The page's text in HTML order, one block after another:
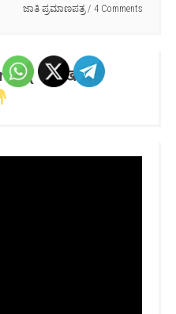
ಜಾತಿ ಪ್ರಮಾಣಪತ್ರ
4 Comments
- ( यहाँ खोजें )